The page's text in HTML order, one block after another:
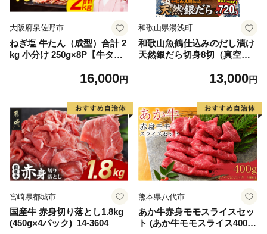
大阪府泉佐野市
ねぎ塩 牛たん（成型）合計 2
kg 小分け 250g×8P【牛タン
16,000円
和歌山県湯浅町
和歌山魚鶴仕込みのだし漬け
天然銀だら切身8切（真空パ
製法 良質な脂 ふっくら 柔ら
ぶ だし漬け 煮付け ムニエル
味噌漬け 鍋物 冷凍 湯浅町 送
料無料_G7334
13,000円
宮崎県都城市
国産牛 赤身切り落とし1.8kg
(450g×4パック)_14-3604
熊本県八代市
あか牛赤身モモスライスセッ
ト (あか牛モモスライス400